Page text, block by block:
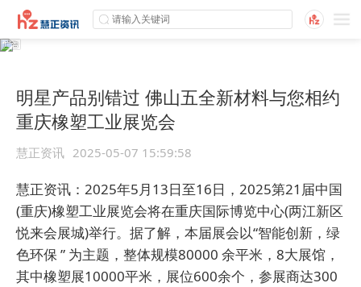
明星产品别错过 佛山五全新材料与您相约
重庆橡塑工业展览会
慧正资讯 2025-05-07 15:59:58
慧正资讯： 2025年5月13日至16日， 2025第21届中国
(重庆)橡塑工业展览会将在重庆国际博览中心(两江新区
悦来会展城)举行。据了解， 本届展会以“智能创新，绿
色环保 ” 为主题 ，整体规模80000 余平米，8大展馆，
其中橡塑展10000平米，展位600余个，参展商达300